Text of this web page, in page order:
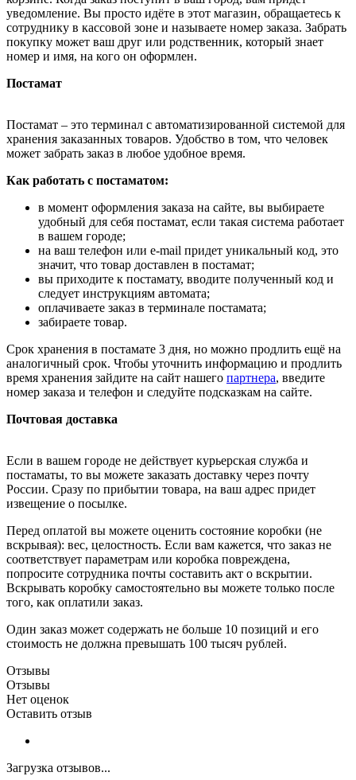
уведомление. Вы просто идёте в этот магазин, обращаетесь к
сотруднику в кассовой зоне и называете номер заказа. Забрать
покупку может ваш друг или родственник, который знает
номер и имя, на кого он оформлен.
Постамат
Постамат – это терминал с автоматизированной системой для
хранения заказанных товаров. Удобство в том, что человек
может забрать заказ в любое удобное время.
Как работать с постаматом:
в момент оформления заказа на сайте, вы выбираете
удобный для себя постамат, если такая система работает
в вашем городе;
на ваш телефон или e-mail придет уникальный код, это
значит, что товар доставлен в постамат;
вы приходите к постамату, вводите полученный код и
следует инструкциям автомата;
оплачиваете заказ в терминале постамата;
забираете товар.
Срок хранения в постамате 3 дня, но можно продлить ещё на
аналогичный срок. Чтобы уточнить информацию и продлить
время хранения зайдите на сайт нашего партнера, введите
номер заказа и телефон и следуйте подсказкам на сайте.
Почтовая доставка
Если в вашем городе не действует курьерская служба и
постаматы, то вы можете заказать доставку через почту
России. Сразу по прибытии товара, на ваш адрес придет
извещение о посылке.
Перед оплатой вы можете оценить состояние коробки (не
вскрывая): вес, целостность. Если вам кажется, что заказ не
соответствует параметрам или коробка повреждена,
попросите сотрудника почты составить акт о вскрытии.
Вскрывать коробку самостоятельно вы можете только после
того, как оплатили заказ.
Один заказ может содержать не больше 10 позиций и его
стоимость не должна превышать 100 тысяч рублей.
Отзывы
Отзывы
Нет оценок
Оставить отзыв
Загрузка отзывов...